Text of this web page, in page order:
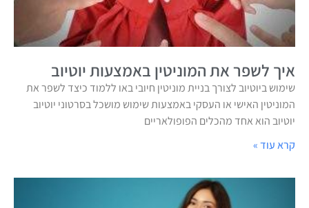
איך לשפר את המוניטין באמצעות יוטיוב
שימוש ביוטיוב לצורך בניית מוניטין חיובי באו ללמוד כיצד לשפר את
המוניטין האישי או העסקי באמצעות שימוש מושכל בסרטוני יוטיוב
יוטיוב הוא אחד מהכלים הפופולאריים
קרא עוד »